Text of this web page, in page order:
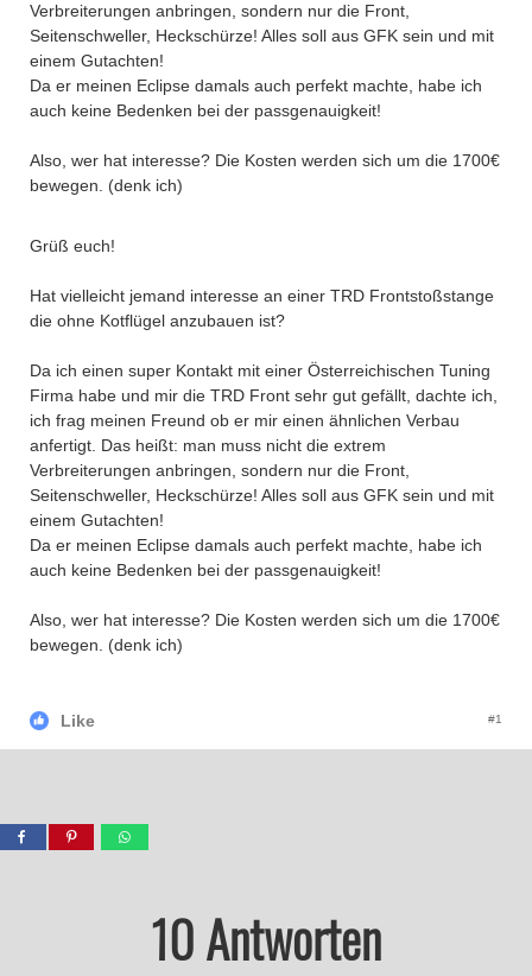
Verbreiterungen anbringen, sondern nur die Front,
Seitenschweller, Heckschürze! Alles soll aus GFK sein und mit
einem Gutachten!
Da er meinen Eclipse damals auch perfekt machte, habe ich
auch keine Bedenken bei der passgenauigkeit!
Also, wer hat interesse? Die Kosten werden sich um die 1700€
bewegen. (denk ich)
Grüß euch!
Hat vielleicht jemand interesse an einer TRD Frontstoßstange
die ohne Kotflügel anzubauen ist?
Da ich einen super Kontakt mit einer Österreichischen Tuning
Firma habe und mir die TRD Front sehr gut gefällt, dachte ich,
ich frag meinen Freund ob er mir einen ähnlichen Verbau
anfertigt. Das heißt: man muss nicht die extrem
Verbreiterungen anbringen, sondern nur die Front,
Seitenschweller, Heckschürze! Alles soll aus GFK sein und mit
einem Gutachten!
Da er meinen Eclipse damals auch perfekt machte, habe ich
auch keine Bedenken bei der passgenauigkeit!
Also, wer hat interesse? Die Kosten werden sich um die 1700€
bewegen. (denk ich)
Like #1
10 Antworten